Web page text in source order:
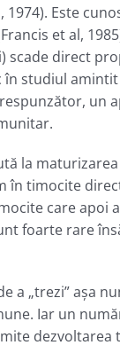
Este
et al,
direct
studiul
un
la
timocite
care apoi
foarte rare
„trezi” aşa
Iar un
dezvoltarea